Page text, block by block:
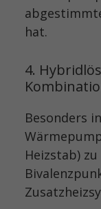
hat.
4.
Besonders
Heizstab)